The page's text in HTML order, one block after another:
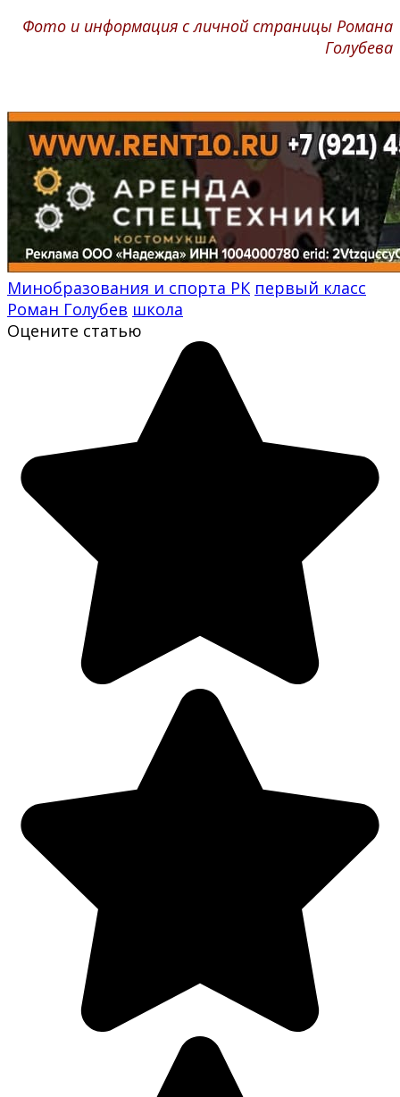
Фото и информация с личной страницы Романа
Голубева
Минобразования и спорта РК первый класс
Роман Голубев школа
Оцените статью